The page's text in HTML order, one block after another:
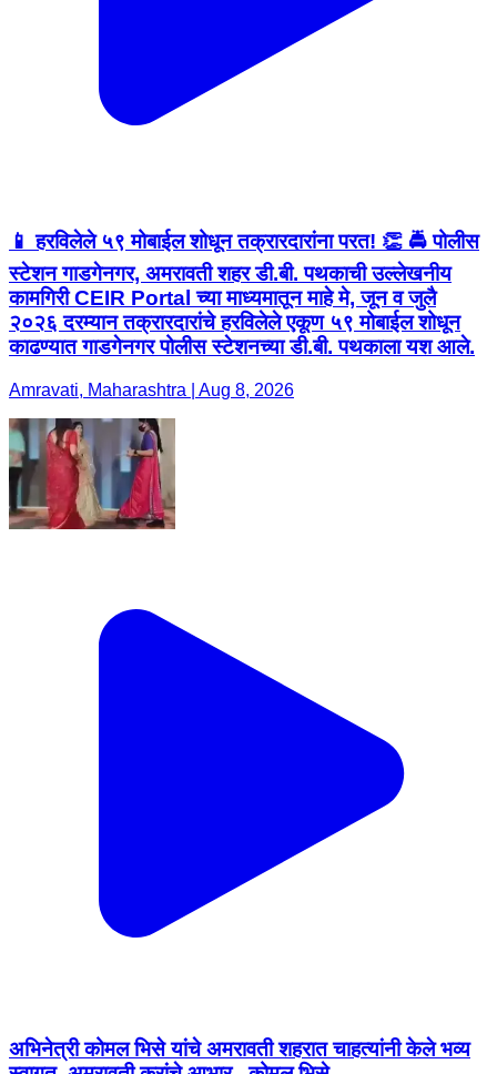
📱 हरविलेले ५९ मोबाईल शोधून तक्रारदारांना परत! 👏 🚔 पोलीस
स्टेशन गाडगेनगर, अमरावती शहर डी.बी. पथकाची उल्लेखनीय
कामगिरी CEIR Portal च्या माध्यमातून माहे मे, जून व जुलै
२०२६ दरम्यान तक्रारदारांचे हरविलेले एकूण ५९ मोबाईल शोधून
काढण्यात गाडगेनगर पोलीस स्टेशनच्या डी.बी. पथकाला यश आले.
Amravati, Maharashtra | Aug 8, 2026
अभिनेत्री कोमल भिसे यांचे अमरावती शहरात चाहत्यांनी केले भव्य